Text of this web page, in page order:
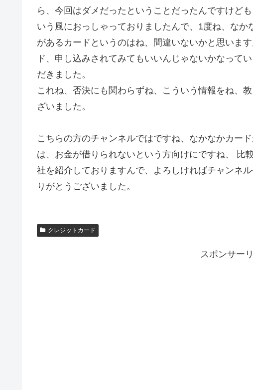
ら、今回はダメだったということだったんですけど
いう風におっしゃっておりましたんで、1度ね、な
があるカードというのはね、間違いないかと思いま
ド、申し込みされてみてもいいんじゃないかなって
だきました。
これね、否決にも関わらずね、こういう情報をね、
ざいました。
こちらの方のチャンネルではですね、なかなかカー
は、お金が借りられないという方向けにですね、 比
社を紹介しておりますんで、よろしければチャンネ
りがとうございました。
クレジットカード
スポンサー